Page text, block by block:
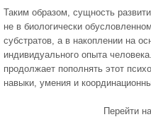
Таким образом, сущность
не в биологически
субстратов, а в накоплении на
индивидуального опыта
продолжает пополнять этот
навыки, умения и
Перейти